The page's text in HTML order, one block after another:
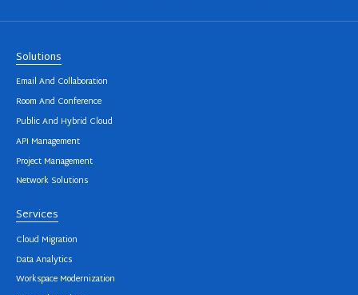
Solutions
Email And Collaboration
Room And Conference
Public And Hybrid Cloud
API Management
Project Management
Network Solutions
Services
Cloud Migration
Data Analytics
Workspace Modernization